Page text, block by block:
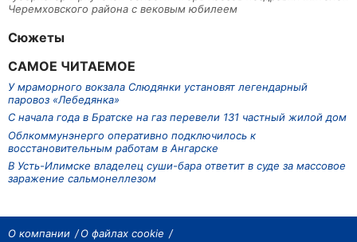
Черемховского района с вековым юбилеем
Сюжеты
САМОЕ ЧИТАЕМОЕ
У мраморного вокзала Слюдянки установят легендарный
паровоз «Лебедянка»
С начала года в Братске на газ перевели 131 частный жилой дом
Облкоммунэнерго оперативно подключилось к
восстановительным работам в Ангарске
В Усть-Илимске владелец суши-бара ответит в суде за массовое
заражение сальмонеллезом
О компании О файлах cookie